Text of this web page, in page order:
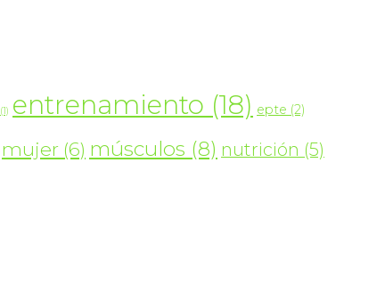
(1) entrenamiento (18) epte (2)
mujer (6) músculos (8) nutrición (5)